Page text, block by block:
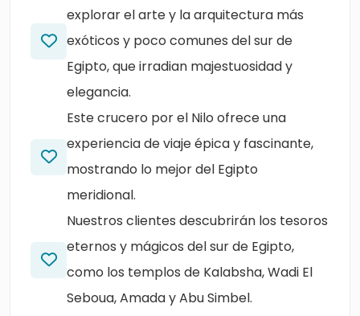
explorar el arte y la arquitectura más
exóticos y poco comunes del sur de
Egipto, que irradian majestuosidad y
elegancia.
Este crucero por el Nilo ofrece una
experiencia de viaje épica y fascinante,
mostrando lo mejor del Egipto
meridional.
Nuestros clientes descubrirán los tesoros
eternos y mágicos del sur de Egipto,
como los templos de Kalabsha, Wadi El
Seboua, Amada y Abu Simbel.